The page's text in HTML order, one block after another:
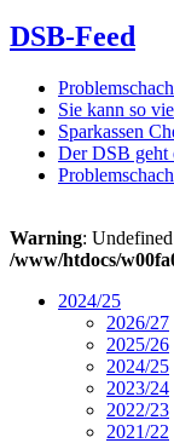
DSB-Feed
Sie kann so
Sparkassen
Der DSB geht
Warning:
/www/htdocs/
2024/25
2026/27
2025/26
2024/25
2023/24
2022/23
2021/22